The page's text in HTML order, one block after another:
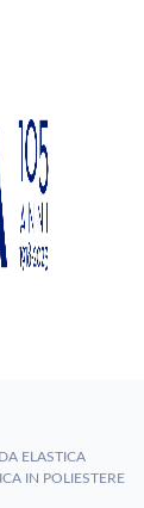
ELASTICA
IN POLIESTERE